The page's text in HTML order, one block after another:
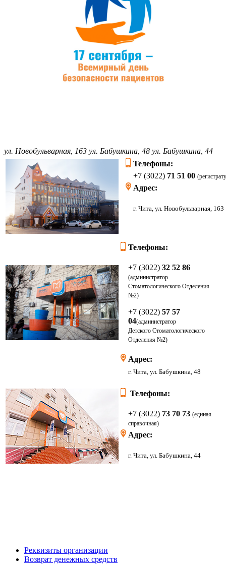
ул. Новобульварная, 163 ул. Бабушкина, 48 ул. Бабушкина, 44
Телефоны:
+7 (3022) 71 51 00
Адрес:
г. Чита, ул.
Телефоны:
+7 (3022) 32 52 86
(администратор
Стоматологического Отделения
№2)
+7 (3022) 57 57
04(администратор
Детского Стоматологического
Отделения №2)
Адрес:
г. Чита, ул. Бабушкина, 48
Телефоны:
+7 (3022) 73 70 73 (единая
справочная)
Адрес:
г. Чита, ул. Бабушкина, 44
Реквизиты организации
Возврат денежных средств